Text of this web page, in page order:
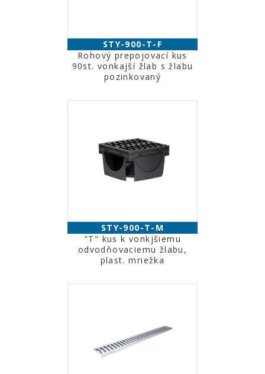
STY-900-T-F
Rohový prepojovací kus
90st. vonkajší žlab s žlabu
pozinkovaný
STY-900-T-M
"T" kus k vonkjšiemu
odvodňovaciemu žlabu,
plast. mriežka